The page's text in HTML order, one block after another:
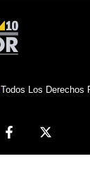
Todos Los Derechos